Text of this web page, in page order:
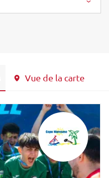
Vue de la carte